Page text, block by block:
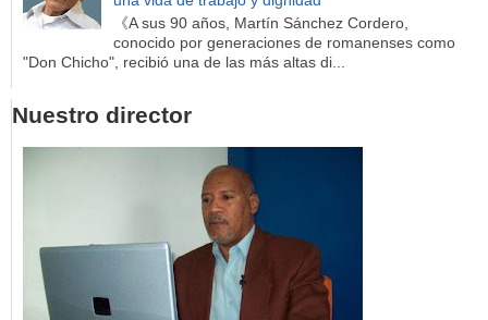
《A sus 90 años, Martín Sánchez Cordero,
conocido por generaciones de romanenses como
"Don Chicho", recibió una de las más altas di...
Nuestro director